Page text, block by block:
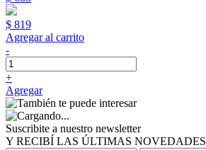
$ 819
Agregar al carrito
-
+
Agregar
Suscribite a nuestro newsletter
Y RECIBÍ LAS ÚLTIMAS NOVEDADES